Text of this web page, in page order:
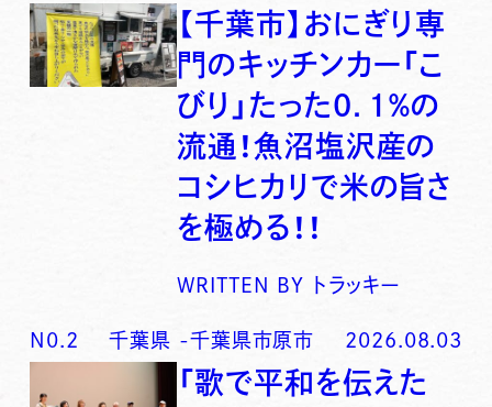
【千葉市】おにぎり専
門のキッチンカー「こ
びり」たった0．1％の
流通！魚沼塩沢産の
コシヒカリで米の旨さ
を極める！！
WRITTEN BY トラッキー
N0. 2 千葉県 -千葉県市原市 2026.08.03
「歌で平和を伝えた